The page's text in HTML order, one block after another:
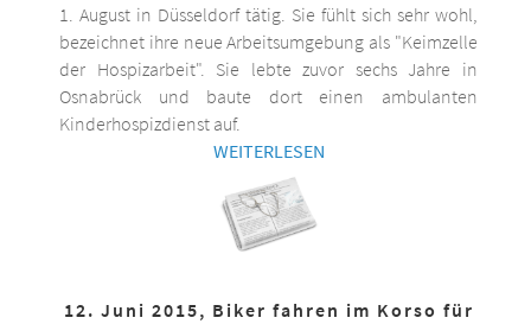
1. August in Düsseldorf tätig. Sie fühlt sich sehr wohl,
bezeichnet ihre neue Arbeitsumgebung als "Keimzelle
der Hospizarbeit". Sie lebte zuvor sechs Jahre in
Osnabrück und baute dort einen ambulanten
Kinderhospizdienst auf.
WEITERLESEN
12. Juni 2015, Biker fahren im Korso für